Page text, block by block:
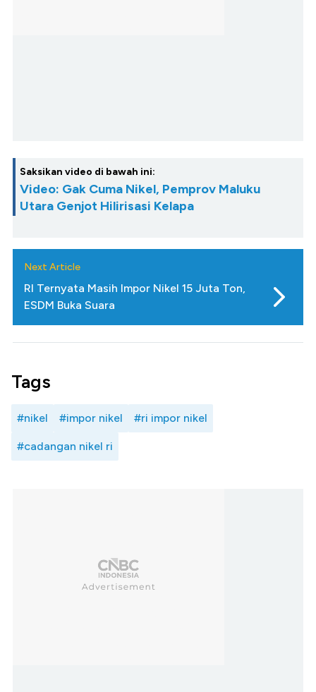
Saksikan video di bawah ini:
Video: Gak Cuma Nikel, Pemprov Maluku
Utara Genjot Hilirisasi Kelapa
Next Article
RI Ternyata Masih Impor Nikel 15 Juta Ton,
ESDM Buka Suara
Tags
#nikel #impor nikel #ri impor nikel
#cadangan nikel ri